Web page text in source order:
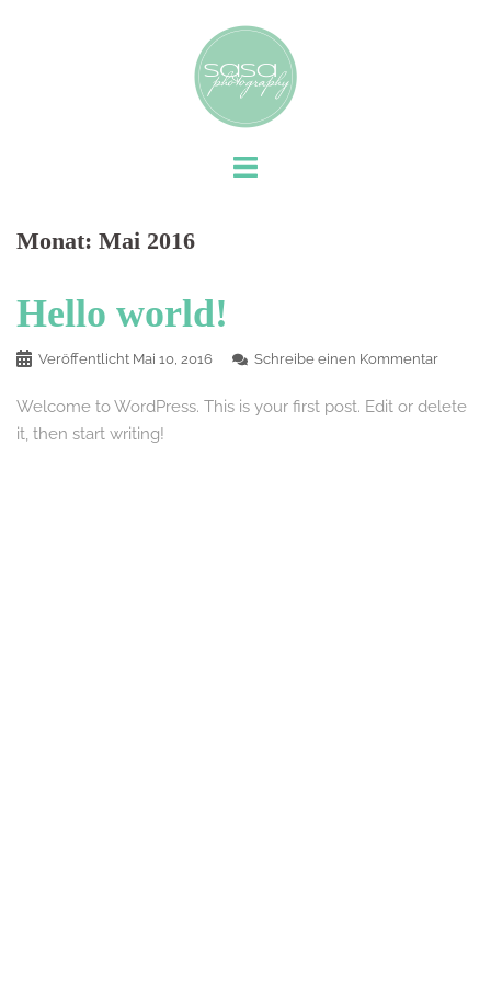
Monat: Mai 2016
Hello world!
Veröffentlicht Mai 10, 2016 Schreibe einen Kommentar
Welcome to WordPress. This is your first post. Edit or delete
it, then start writing!